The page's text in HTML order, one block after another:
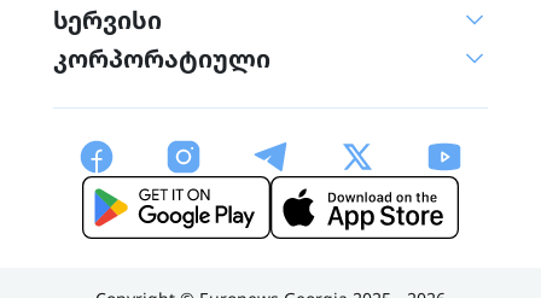
სერვისი
კორპორატიული